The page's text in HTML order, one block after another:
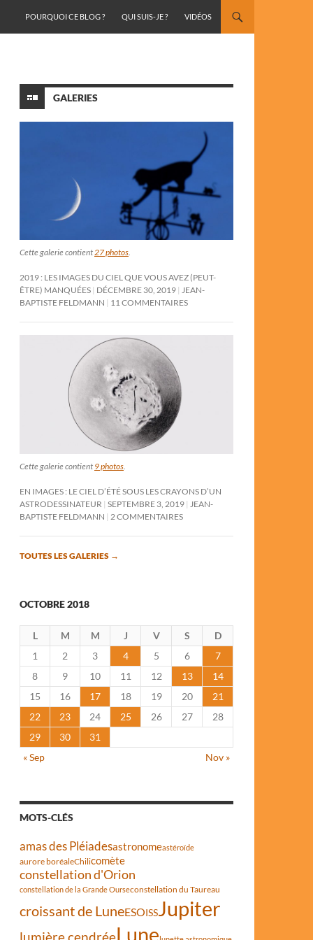
POURQUOI CE BLOG ?
QUI SUIS-JE ? VIDÉOS
GALERIES
Cette galerie contient27 photos.
2019 : LES IMAGES DU CIEL QUE VOUS AVEZ (PEUT-
ÊTRE) MANQUÉES DÉCEMBRE 30, 2019 JEAN-
BAPTISTE FELDMANN
11 COMMENTAIRES
Cette galerie contient 9 photos
EN IMAGES : LE CIEL D’ÉTÉ SOUS LES CRAYONS D’UN
ASTRODESSINATEUR SEPTEMBRE 3, 2019
JEAN-
BAPTISTE FELDMANN
2 COMMENTAIRES
TOUTES LES GALERIES →
OCTOBRE 2018
L M M J V S
D
1
2 3 4 5 6
7
8
9 10 11 12 13
14
15
16 17 18 19 20
21
22
23 24 25 26 27
28
29
30
31
« Sep
Nov »
MOTS-CLÉS
amas des Pléiadesastronomeastéroïde
aurore boréaleChilicomète
constellation d'Orion
constellation de la Grande Ourseconstellation du Taureau
croissant de LuneESOISSJupiter
lumière cendréeLune